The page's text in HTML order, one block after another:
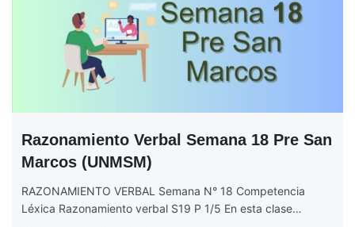
Razonamiento Verbal Semana 18 Pre San
Marcos (UNMSM)
RAZONAMIENTO VERBAL Semana N° 18 Competencia
Léxica Razonamiento verbal S19 P 1/5 En esta clase